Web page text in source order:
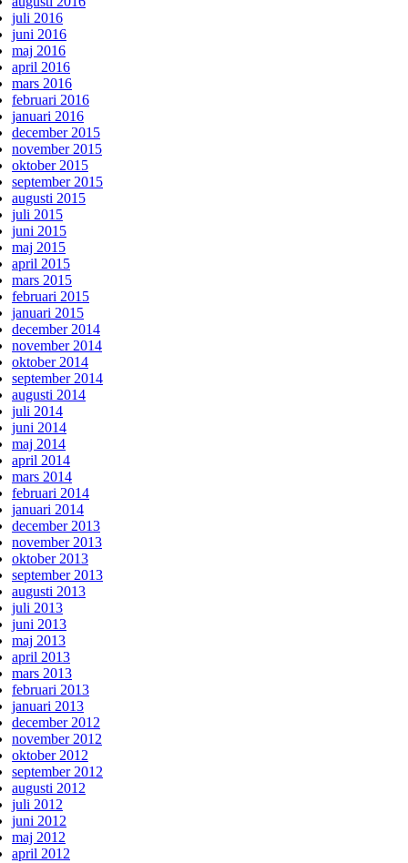
juli 2016
juni 2016
maj 2016
april 2016
mars 2016
februari 2016
januari 2016
december 2015
november 2015
oktober 2015
september 2015
augusti 2015
juli 2015
juni 2015
maj 2015
april 2015
mars 2015
februari 2015
januari 2015
december 2014
november 2014
oktober 2014
september 2014
augusti 2014
juli 2014
juni 2014
maj 2014
april 2014
mars 2014
februari 2014
januari 2014
december 2013
november 2013
oktober 2013
september 2013
augusti 2013
juli 2013
juni 2013
maj 2013
april 2013
mars 2013
februari 2013
januari 2013
december 2012
november 2012
oktober 2012
september 2012
augusti 2012
juli 2012
juni 2012
maj 2012
april 2012